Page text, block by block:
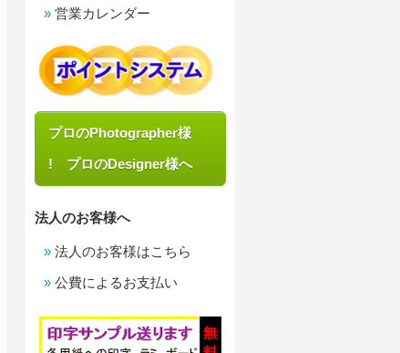
営業カレンダー
プロのPhotographer様
! プロのDesigner様へ
法人のお客様へ
法人のお客様はこちら
公費によるお支払い